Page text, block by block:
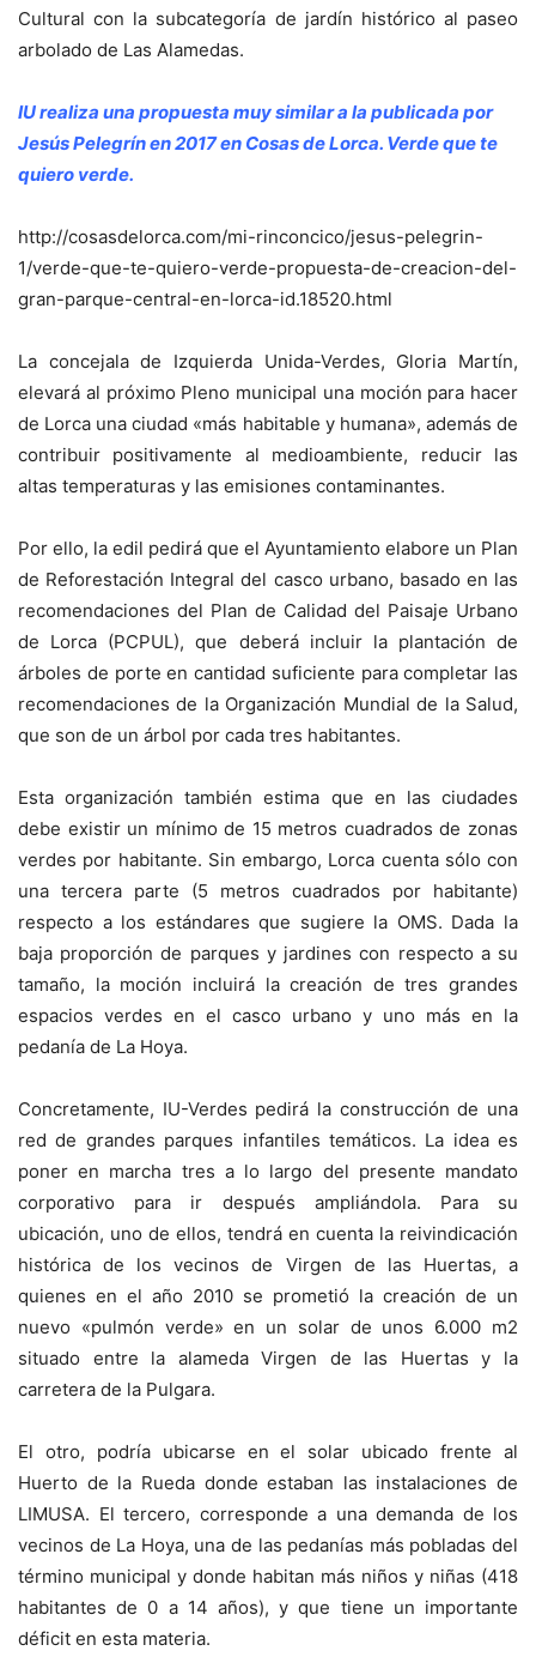
Cultural con la subcategoría de jardín histórico al paseo
arbolado de Las Alamedas.
IU realiza una propuesta muy similar a la publicada por
Jesús Pelegrín en 2017 en Cosas de Lorca. Verde que te
quiero verde.
http://cosasdelorca.com/mi-rinconcico/jesus-pelegrin-
1/verde-que-te-quiero-verde-propuesta-de-creacion-del-
gran-parque-central-en-lorca-id.18520.html
La concejala de Izquierda Unida-Verdes, Gloria Martín,
elevará al próximo Pleno municipal una moción para hacer
de Lorca una ciudad «más habitable y humana», además de
contribuir positivamente al medioambiente, reducir las
altas temperaturas y las emisiones contaminantes.
Por ello, la edil pedirá que el Ayuntamiento elabore un Plan
de Reforestación Integral del casco urbano, basado en las
recomendaciones del Plan de Calidad del Paisaje Urbano
de Lorca (PCPUL), que deberá incluir la plantación de
árboles de porte en cantidad suficiente para completar las
recomendaciones de la Organización Mundial de la Salud,
que son de un árbol por cada tres habitantes.
Esta organización también estima que en las ciudades
debe existir un mínimo de 15 metros cuadrados de zonas
verdes por habitante. Sin embargo, Lorca cuenta sólo con
una tercera parte (5 metros cuadrados por habitante)
respecto a los estándares que sugiere la OMS. Dada la
baja proporción de parques y jardines con respecto a su
tamaño, la moción incluirá la creación de tres grandes
espacios verdes en el casco urbano y uno más en la
pedanía de La Hoya.
Concretamente, IU-Verdes pedirá la construcción de una
red de grandes parques infantiles temáticos. La idea es
poner en marcha tres a lo largo del presente mandato
corporativo para ir después ampliándola. Para su
ubicación, uno de ellos, tendrá en cuenta la reivindicación
histórica de los vecinos de Virgen de las Huertas, a
quienes en el año 2010 se prometió la creación de un
nuevo «pulmón verde» en un solar de unos 6.000 m2
situado entre la alameda Virgen de las Huertas y la
carretera de la Pulgara.
El otro, podría ubicarse en el solar ubicado frente al
Huerto de la Rueda donde estaban las instalaciones de
LIMUSA. El tercero, corresponde a una demanda de los
vecinos de La Hoya, una de las pedanías más pobladas del
término municipal y donde habitan más niños y niñas (418
habitantes de 0 a 14 años), y que tiene un importante
déficit en esta materia.